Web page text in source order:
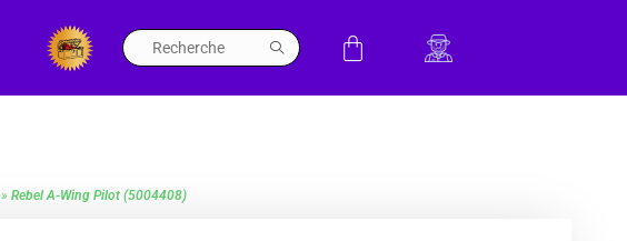
» Rebel A-Wing Pilot (5004408)